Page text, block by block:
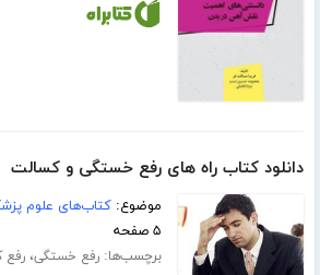
دانلود کتاب راه های رفع خستگی و کسالت
موضوع:کتاب‌های علوم
۵ صفحه
برچسب‌ها:رفع خستگی،رفع